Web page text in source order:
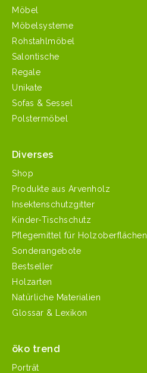
Möbel
Möbelsysteme
Rohstahlmöbel
Salontische
Regale
Unikate
Sofas & Sessel
Polstermöbel
Diverses
Shop
Produkte aus Arvenholz
Insektenschutzgitter
Kinder-Tischschutz
Pflegemittel für Holzoberflächen
Sonderangebote
Bestseller
Holzarten
Natürliche Materialien
Glossar & Lexikon
öko trend
Porträt